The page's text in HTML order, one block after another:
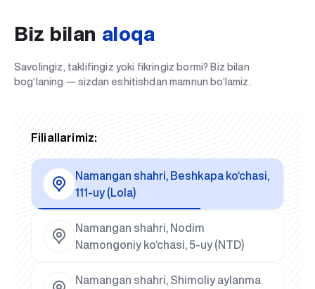
Biz bilan aloqa
Savolingiz, taklifingiz yoki fikringiz bormi? Biz bilan
bog‘laning — sizdan eshitishdan mamnun bo‘lamiz.
Filiallarimiz:
Namangan shahri, Beshkapa ko‘chasi,
111-uy (Lola)
Namangan shahri, Nodim
Namongoniy ko‘chasi, 5-uy (NTD)
Namangan shahri, Shimoliy aylanma